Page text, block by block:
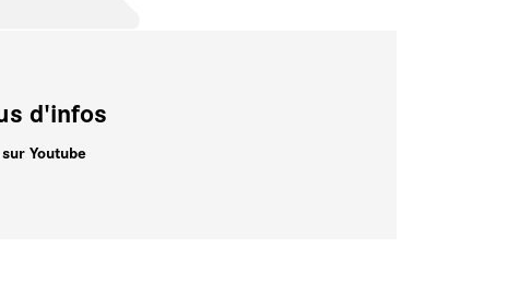
d'infos
sur Youtube